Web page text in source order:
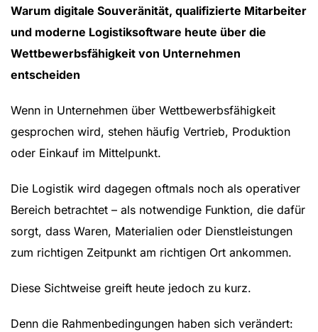
Warum digitale Souveränität, qualifizierte Mitarbeiter
und moderne Logistiksoftware heute über die
Wettbewerbsfähigkeit von Unternehmen
entscheiden
Wenn in Unternehmen über Wettbewerbsfähigkeit
gesprochen wird, stehen häufig Vertrieb, Produktion
oder Einkauf im Mittelpunkt.
Die Logistik wird dagegen oftmals noch als operativer
Bereich betrachtet – als notwendige Funktion, die dafür
sorgt, dass Waren, Materialien oder Dienstleistungen
zum richtigen Zeitpunkt am richtigen Ort ankommen.
Diese Sichtweise greift heute jedoch zu kurz.
Denn die Rahmenbedingungen haben sich verändert: